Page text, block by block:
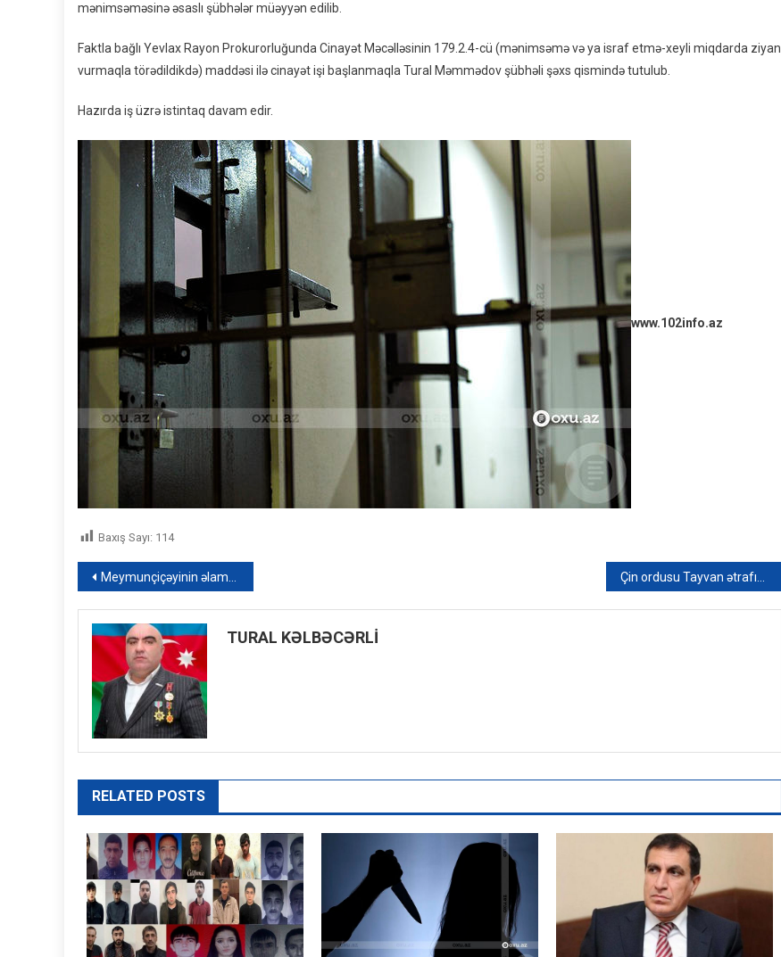
mənimsəməsinə əsaslı şübhələr müəyyən edilib.
Faktla bağlı Yevlax Rayon Prokurorluğunda Cinayət Məcəlləsinin 179.2.4-cü (mənimsəmə və ya israf etmə-xeyli miqdarda ziyan
vurmaqla törədildikdə) maddəsi ilə cinayət işi başlanmaqla Tural Məmmədov şübhəli şəxs qismində tutulub.
Hazırda iş üzrə istintaq davam edir.
www.102info.az
Baxış Sayı: 114
Yazı
naviqasiyası
Meymunçiçəyinin əlamətləri hansılardır? – TƏBİB məlumat yaydı
TURAL KƏLBƏCƏRLİ
RELATED POSTS